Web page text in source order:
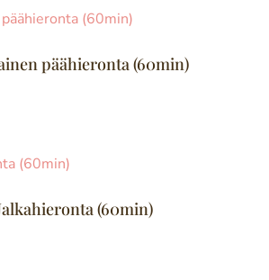
päähieronta (60min)
(60min)